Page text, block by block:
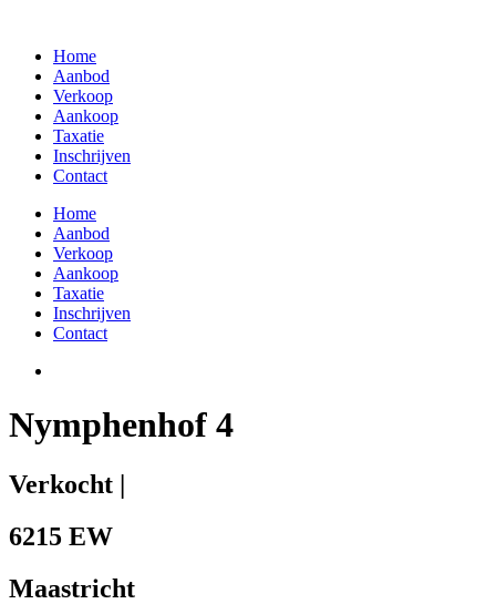
contentHome
Aanbod
Verkoop
Aankoop
Taxatie
Inschrijven
Contact
Home
Aanbod
Verkoop
Aankoop
Taxatie
Inschrijven
Contact
Nymphenhof 4
Verkocht |
6215 EW
Maastricht